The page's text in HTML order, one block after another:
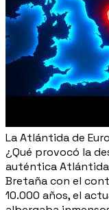
La Atlántida de
¿Qué provocó la
auténtica
Bretaña con el
10.000 años, el